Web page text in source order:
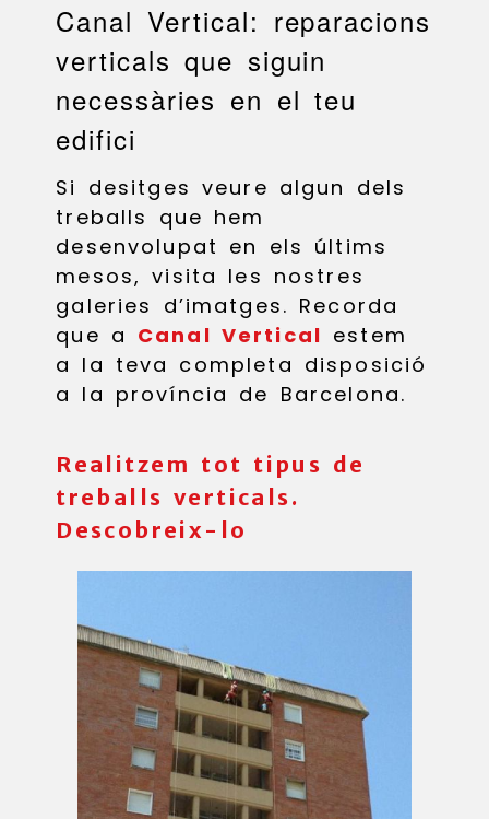
Canal Vertical: reparacions
verticals que siguin
necessàries en el teu
edifici
Si desitges veure algun dels
treballs que hem
desenvolupat en els últims
mesos, visita les nostres
galeries d’imatges. Recorda
que a Canal Vertical estem
a la teva completa disposició
a la província de Barcelona.
Realitzem tot tipus de
treballs verticals.
Descobreix-lo